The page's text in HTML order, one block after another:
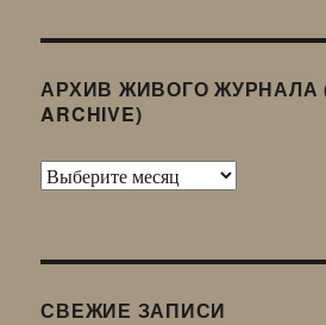
АРХИВ ЖИВОГО ЖУРНАЛА
ARCHIVE)
Архив
LJ
СВЕЖИЕ ЗАПИСИ